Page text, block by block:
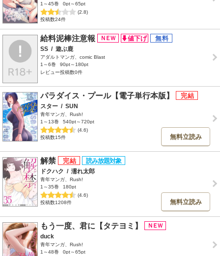
1～45巻
0pt～65pt
(2.8)
投稿数24件
給料泥棒注意報
SS / 遊ぶ鹿
アダルトマンガ、comic Blast
1～6巻
90pt～180pt
レビュー投稿数0件
パラダイス・プール【電子単行本版】
スター / SUN
青年マンガ、Rush!
1～13巻
540pt～720pt
(4.6)
投稿数15件
無料立読み
解禁
ドクハク / 濡れ太郎
青年マンガ、Rush!
1～35巻
180pt
(4.6)
投稿数1208件
無料立読み
もう一度、君に【タテヨミ】
duck
青年マンガ、Rush!
1～48巻
0pt～65pt